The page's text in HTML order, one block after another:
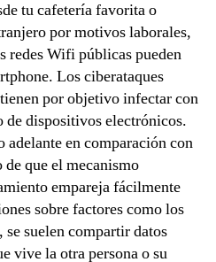
tu cafetería favorita o
por motivos laborales,
redes Wifi públicas pueden
Los ciberataques
por objetivo infectar con
dispositivos electrónicos.
adelante en comparación con
que el mecanismo
empareja fácilmente
sobre factores como los
se suelen compartir datos
vive la otra persona o su